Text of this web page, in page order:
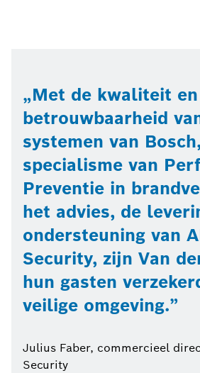
Met de kwaliteit en
betrouwbaarheid
systemen van
specialisme van
Preventie in
het advies, de
ondersteuning van
Security, zijn Van
hun gasten
veilige omgeving.
Julius Faber, commercieel
Security